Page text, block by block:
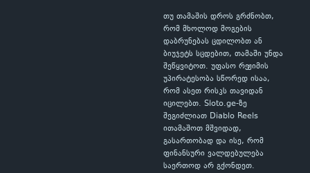
თუ თამაშის დროს გრძნობთ,
რომ მხოლოდ მოგების
დაბრუნებას ცდილობთ ან
ბიუჯეტს სცდებით, თამაში უნდა
შეწყვიტოთ. უფასო რეჟიმის
უპირატესობა სწორედ ისაა,
რომ ასეთ რისკს თავიდან
იცილებთ. Sloto.ge-ზე
შეგიძლიათ Diablo Reels
ითამაშოთ მშვიდად,
გასართობად და ისე, რომ
ფინანსური ვალდებულება
საერთოდ არ გქონდეთ.